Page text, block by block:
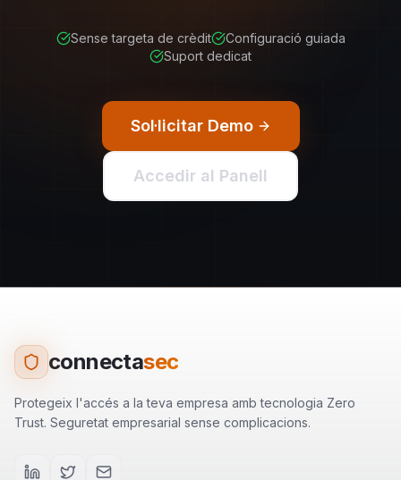
Sense targeta de crèdit
Configuració guiada
Suport dedicat
Sol·licitar Demo
Accedir al Panell
connectasec
Protegeix l'accés a la teva empresa amb tecnologia Zero
Trust. Seguretat empresarial sense complicacions.